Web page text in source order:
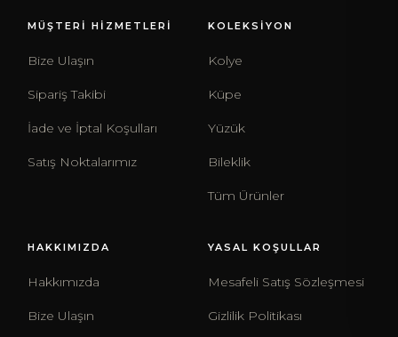
MÜŞTERİ HİZMETLERİ
Bize Ulaşın
Sipariş Takibi
İade ve İptal Koşulları
Satış Noktalarımız
KOLEKSİYON
Kolye
Küpe
Yüzük
Bileklik
Tüm Ürünler
HAKKIMIZDA
Hakkımızda
Bize Ulaşın
YASAL KOŞULLAR
Mesafeli Satış Sözleşmesi
Gizlilik Politikası